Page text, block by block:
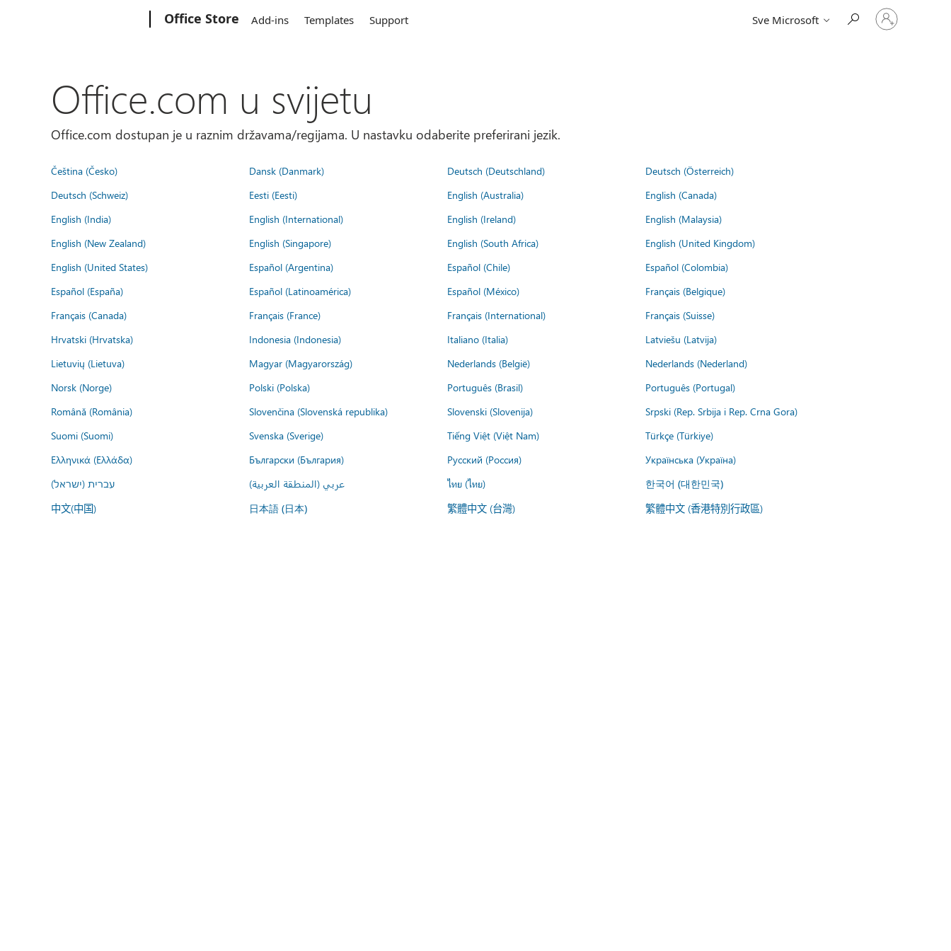
Office Store Add-ins Templates Support Sve Microsoft
Prijavite
se
Office.com u svijetu
Office.com dostupan je u raznim državama/regijama. U nastavku odaberite preferirani jezik.
Čeština (Česko) Dansk (Danmark) Deutsch (Deutschland)
Deutsch (Österreich)
Deutsch (Schweiz)
Eesti (Eesti) English (Australia)
English (Canada)
English (India)
English (International) English (Ireland)
English (Malaysia)
English (New Zealand)
English (Singapore) English (South Africa)
English (United Kingdom)
English (United States)
Español (Argentina) Español (Chile)
Español (Colombia)
Español (España)
Español (Latinoamérica) Español (México)
Français (Belgique)
Français (Canada)
Français (France) Français (International)
Français (Suisse)
Hrvatski (Hrvatska)
Indonesia (Indonesia) Italiano (Italia)
Latviešu (Latvija)
Lietuvių (Lietuva)
Magyar (Magyarország) Nederlands (België)
Nederlands (Nederland)
Norsk (Norge)
Polski (Polska) Português (Brasil)
Português (Portugal)
Română (România)
Slovenčina (Slovenská republika) Slovenski (Slovenija)
Srpski (Rep. Srbija i Rep. Crna Gora)
Suomi (Suomi)
Svenska (Sverige) Tiếng Việt (Việt Nam)
Türkçe (Türkiye)
Ελληνικά (Ελλάδα)
Български (България) Русский (Россия)
Українська (Україна)
עברית (ישראל)
عربي (المنطقة العربية) ไทย (ไทย) 한국어 (대한민국)
中文(中国) 日本語 (日本) 繁體中文 (台灣) 繁體中文 (香港特別行政區)